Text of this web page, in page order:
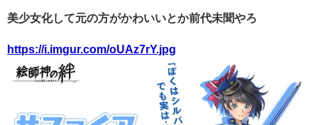
美少女化して元の方がかわいいとか前代未聞やろ
https://i.imgur.com/oUAz7rY.jpg